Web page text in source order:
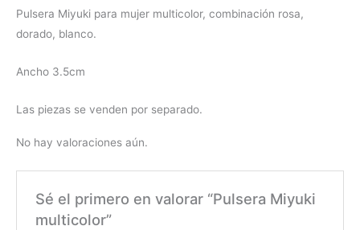
Pulsera Miyuki para mujer multicolor, combinación rosa,
dorado, blanco.
Ancho 3.5cm
Las piezas se venden por separado.
No hay valoraciones aún.
Sé el primero en valorar “Pulsera Miyuki
multicolor”